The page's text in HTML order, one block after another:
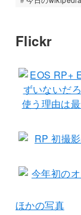
Flickr
ほかの写真